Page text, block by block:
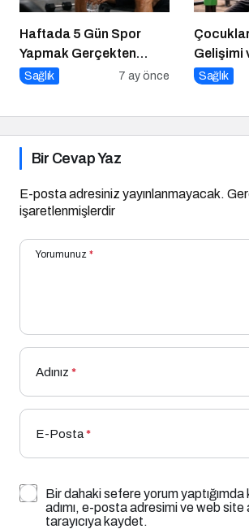
Haftada 5 Gün Spor
Yapmak Gerçekten
Sağlıklı mı?
Sağlık 7 ay önce
Gelişimi
Sağlık
Bir Cevap Yaz
E-posta adresiniz yayınlanmayacak.
işaretlenmişlerdir
Yorumunuz *
Adınız *
E-Posta*
Bir dahaki sefere yorum yaptığımda
adımı, e-posta adresimi ve web site
tarayıcıya kaydet.